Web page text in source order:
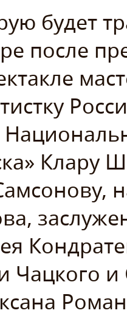
будет
после
Клару
Чацкого